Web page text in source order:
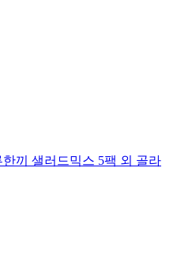
끼 샐러드믹스 5팩 외 골라